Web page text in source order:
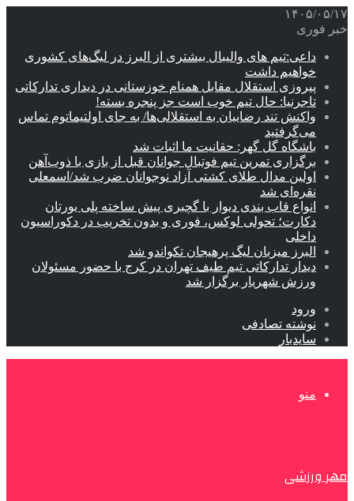
۱۴۰۵/۰۵/۱۷
خبر فوری
داعی:تیم های والیبال بیشتری از البرز در لیگ‌های کشوری
خواهیم داشت
پیروزی استقلال مقابل همنام خوزستانی در دیداری تدارکاتی
تاجرنیا: حال تیم خوب است جز پنجره بسته!
واکنش تند رضاییان به استقلالی‌ها/ به جای اولتیماتوم تماس
می‌گرفتید
باشگاه گل گهر: حقانیت ما اثبات شد
برگزاری تمرین تیم فوتبال جوانان قبل از بازی با ذوب‌آهن
اولین مدال طلای کشتی آزاد نوجوانان ضرب شد/اسمعلی
نقره‌ای شد
انواع قاب بندی دیوار با گچبری پیش ساخته پلی یورتان
دکارت؛ تحولی لوکس، فوری و بدون تخریب در دکوراسیون
داخلی
البرز میزبان لیگ پرهیجان تکواندو شد
دیدار تدارکاتی تیم طیف تهران در کرج با حضور مسئولان
ورزش شهریار برگزار شد
ورود
نوشته تصادفی
سایدبار
منو
مهر ورزشی